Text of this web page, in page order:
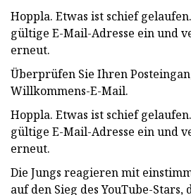
Hoppla. Etwas ist schief
gültige E-Mail-Adresse ein und
erneut.
Überprüfen Sie Ihren
Willkommens-E-Mail.
Hoppla. Etwas ist schief
gültige E-Mail-Adresse ein und
erneut.
Die Jungs reagieren mit
auf den Sieg des YouTube-